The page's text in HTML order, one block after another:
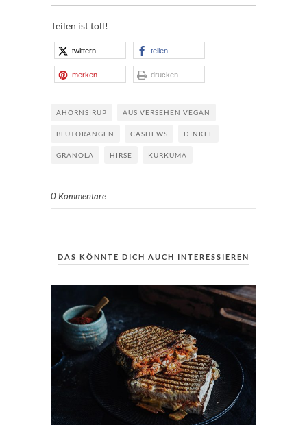
Teilen ist toll!
twittern teilen
merken drucken
AHORNSIRUP AUS VERSEHEN VEGAN
BLUTORANGEN CASHEWS DINKEL
GRANOLA HIRSE KURKUMA
0 Kommentare
DAS KÖNNTE DICH AUCH INTERESSIEREN